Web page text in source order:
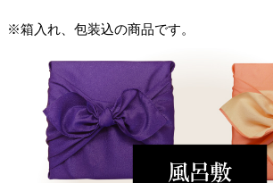
※箱入れ、包装込の商品です。